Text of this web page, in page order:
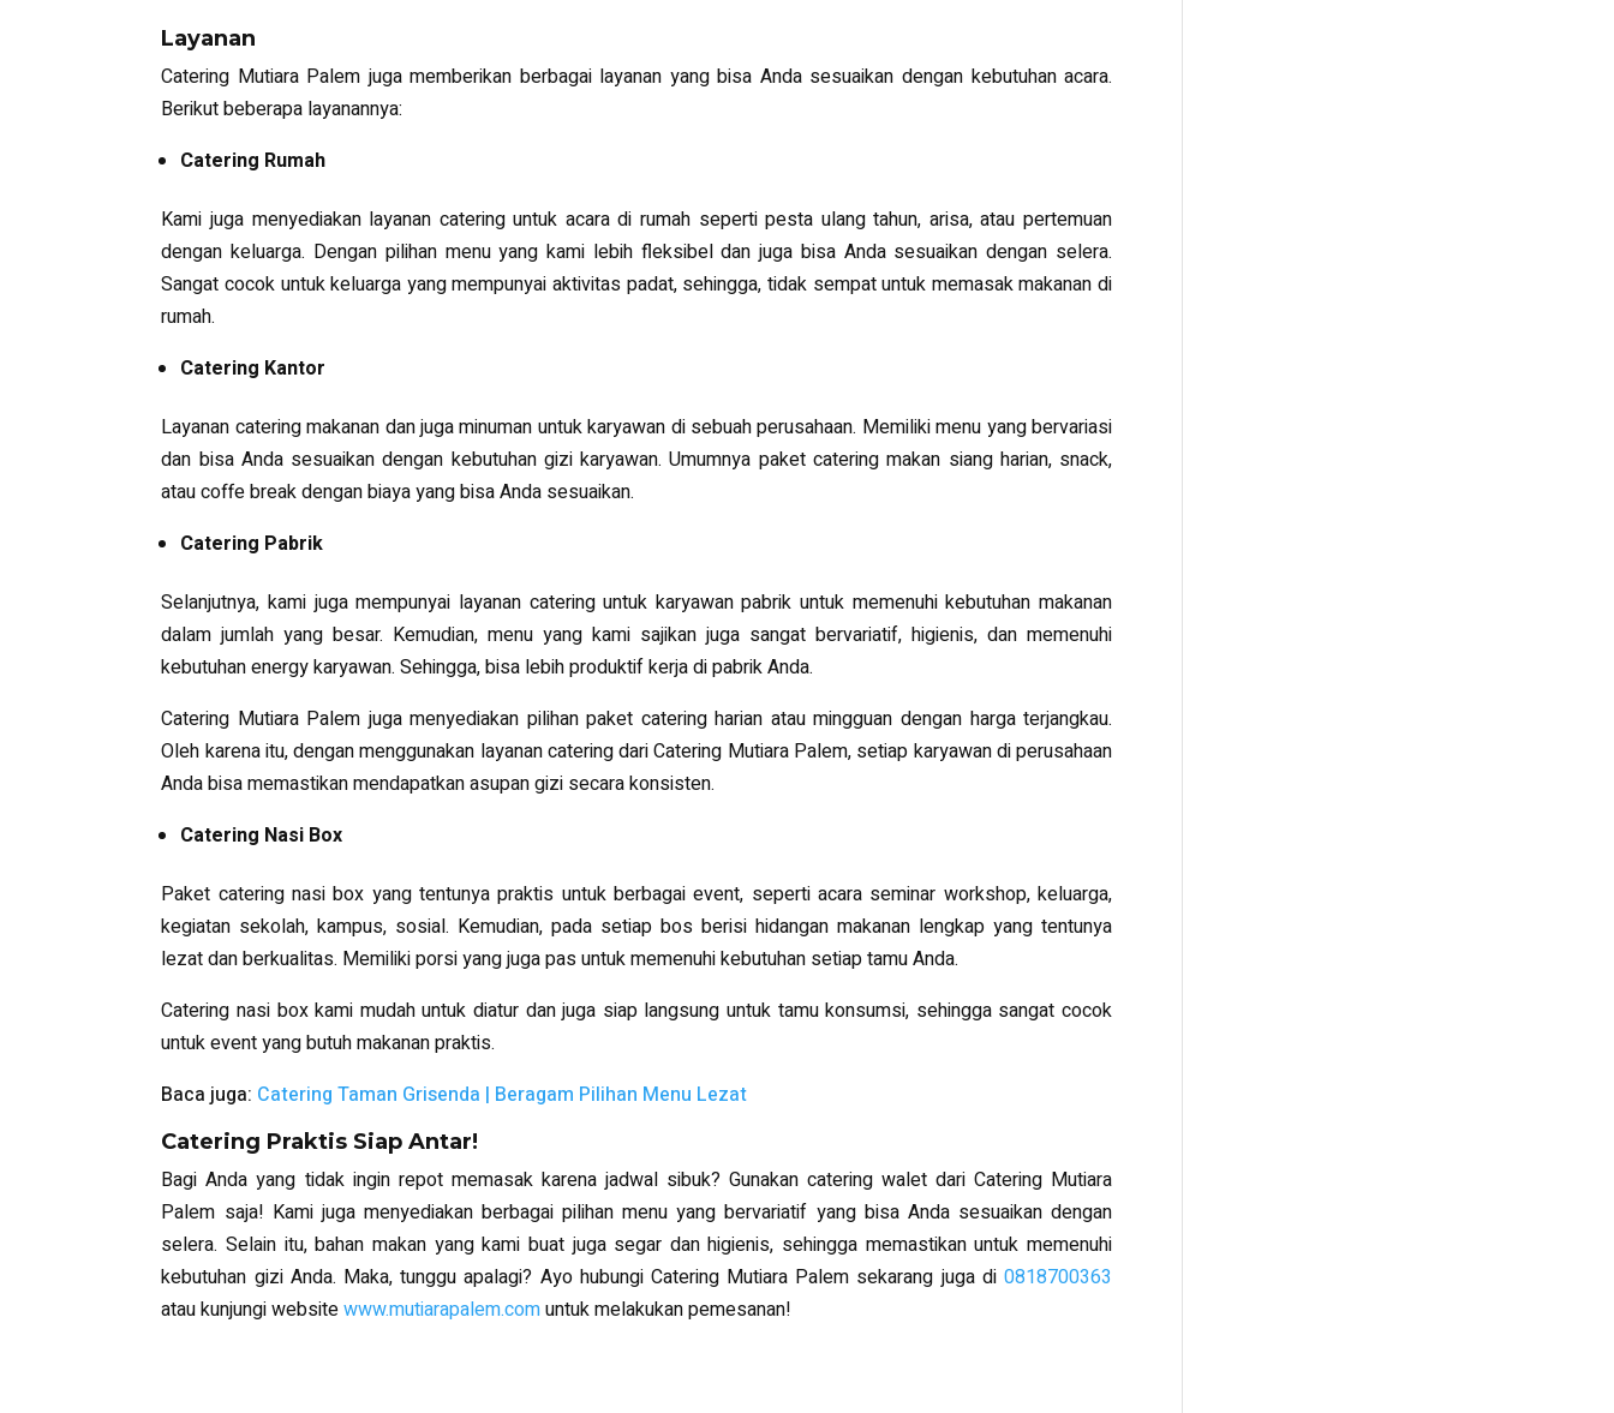
Layanan
Catering Mutiara Palem juga memberikan berbagai layanan yang bisa Anda sesuaikan dengan kebutuhan acara.
Berikut beberapa layanannya:
Catering Rumah
Kami juga menyediakan layanan catering untuk acara di rumah seperti pesta ulang tahun, arisa, atau pertemuan
dengan keluarga. Dengan pilihan menu yang kami lebih fleksibel dan juga bisa Anda sesuaikan dengan selera.
Sangat cocok untuk keluarga yang mempunyai aktivitas padat, sehingga, tidak sempat untuk memasak makanan di
rumah.
Catering Kantor
Layanan catering makanan dan juga minuman untuk karyawan di sebuah perusahaan. Memiliki menu yang bervariasi
dan bisa Anda sesuaikan dengan kebutuhan gizi karyawan. Umumnya paket catering makan siang harian, snack,
atau coffe break dengan biaya yang bisa Anda sesuaikan.
Catering Pabrik
Selanjutnya, kami juga mempunyai layanan catering untuk karyawan pabrik untuk memenuhi kebutuhan makanan
dalam jumlah yang besar. Kemudian, menu yang kami sajikan juga sangat bervariatif, higienis, dan memenuhi
kebutuhan energy karyawan. Sehingga, bisa lebih produktif kerja di pabrik Anda.
Catering Mutiara Palem juga menyediakan pilihan paket catering harian atau mingguan dengan harga terjangkau.
Oleh karena itu, dengan menggunakan layanan catering dari Catering Mutiara Palem, setiap karyawan di perusahaan
Anda bisa memastikan mendapatkan asupan gizi secara konsisten.
Catering Nasi Box
Paket catering nasi box yang tentunya praktis untuk berbagai event, seperti acara seminar workshop, keluarga,
kegiatan sekolah, kampus, sosial. Kemudian, pada setiap bos berisi hidangan makanan lengkap yang tentunya
lezat dan berkualitas. Memiliki porsi yang juga pas untuk memenuhi kebutuhan setiap tamu Anda.
Catering nasi box kami mudah untuk diatur dan juga siap langsung untuk tamu konsumsi, sehingga sangat cocok
untuk event yang butuh makanan praktis.
Baca juga: Catering Taman Grisenda | Beragam Pilihan Menu Lezat
Catering Praktis Siap Antar!
Bagi Anda yang tidak ingin repot memasak karena jadwal sibuk? Gunakan catering walet dari Catering Mutiara
Palem saja! Kami juga menyediakan berbagai pilihan menu yang bervariatif yang bisa Anda sesuaikan dengan
selera. Selain itu, bahan makan yang kami buat juga segar dan higienis, sehingga memastikan untuk memenuhi
kebutuhan gizi Anda. Maka, tunggu apalagi? Ayo hubungi Catering Mutiara Palem sekarang juga di0818700363
atau kunjungi websitewww.mutiarapalem.comuntuk melakukan pemesanan!